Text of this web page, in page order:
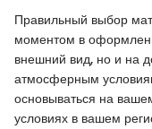
Правильный выбор
моментом в
внешний вид, но и на
атмосферным
основываться на
условиях в вашем